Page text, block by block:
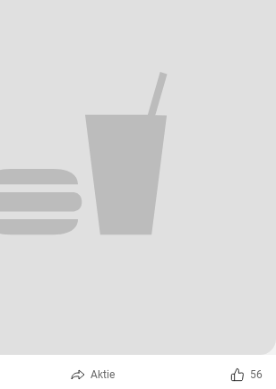
Aktie 56